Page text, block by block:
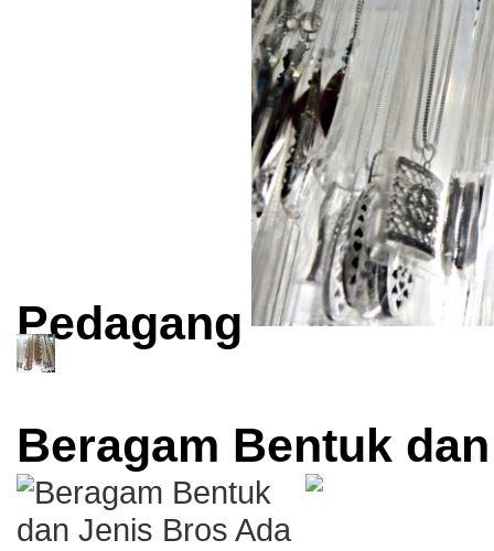
Pedagang
Beragam Bentuk